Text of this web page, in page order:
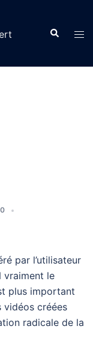
par l’utilisateur
vraiment le
plus important
vidéos créées
radicale de la